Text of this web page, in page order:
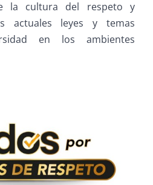
la cultura del respeto y
actuales leyes y temas
en los ambientes